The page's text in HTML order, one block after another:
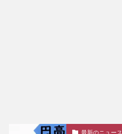
最新のニュース